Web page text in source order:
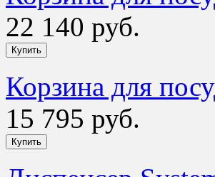
22 140 руб.
Корзина для
15 795 руб.